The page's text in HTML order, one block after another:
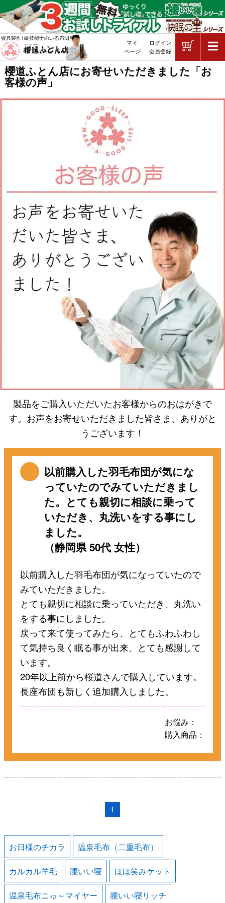
櫻道ふとん店にお寄せいただきました「お
客様の声」
敷布団・掛け布団・羽毛布団・マ
寝具製作1級技能士のいる布団屋
マイ
ページ
ログイン
会員登録
製品をご購入いただいたお客様からのおはがきで
す。お声をお寄せいただきました皆さま、ありがと
うございます！
以前購入した羽毛布団が気にな
っていたのでみていただきまし
た。とても親切に相談に乗って
いただき、丸洗いをする事にし
ました。
（静岡県 50代 女性）
以前購入した羽毛布団が気になっていたので
みていただきました。
とても親切に相談に乗っていただき、丸洗い
をする事にしました。
戻って来て使ってみたら、とてもふわふわし
て気持ち良く眠る事が出来、とても感謝して
います。
20年以上前から桜道さんで購入しています。
長座布団も新しく追加購入しました。
お悩み：
購入商品：
1
お日様のチカラ 温泉毛布（二重毛布）
カルカル羊毛 腰いい寝 ほほ笑みケット
温泉毛布ニゅ～マイヤー 腰いい寝リッチ